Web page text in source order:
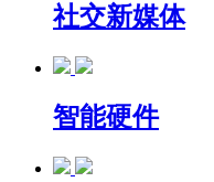
社交新媒体
智能硬件